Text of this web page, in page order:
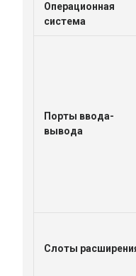
Операционная
система
Порты ввода-
вывода
Слоты